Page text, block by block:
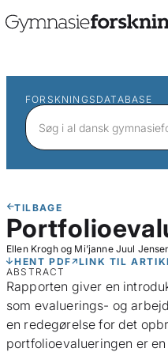
FORSKNINGSDATABASE
TILBAGE
Ellen Krogh og Mi’janne Juul
HENT PDF
LINK TIL
ABSTRACT
Rapporten giver en
som evaluerings- og
en redegørelse for det
portfolioevalueringen er